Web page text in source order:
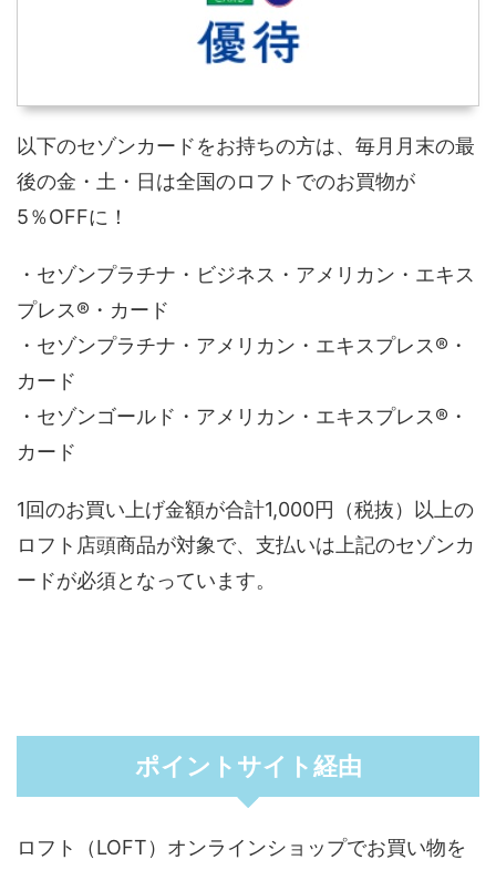
以下のセゾンカードをお持ちの方は、毎月月末の最
後の金・土・日は全国のロフトでのお買物が
5％OFFに！
・セゾンプラチナ・ビジネス・アメリカン・エキス
プレス®・カード
・セゾンプラチナ・アメリカン・エキスプレス®・
カード
・セゾンゴールド・アメリカン・エキスプレス®・
カード
1回のお買い上げ金額が合計1,000円（税抜）以上の
ロフト店頭商品が対象で、支払いは上記のセゾンカ
ードが必須となっています。
ポイントサイト経由
ロフト（LOFT）オンラインショップでお買い物を